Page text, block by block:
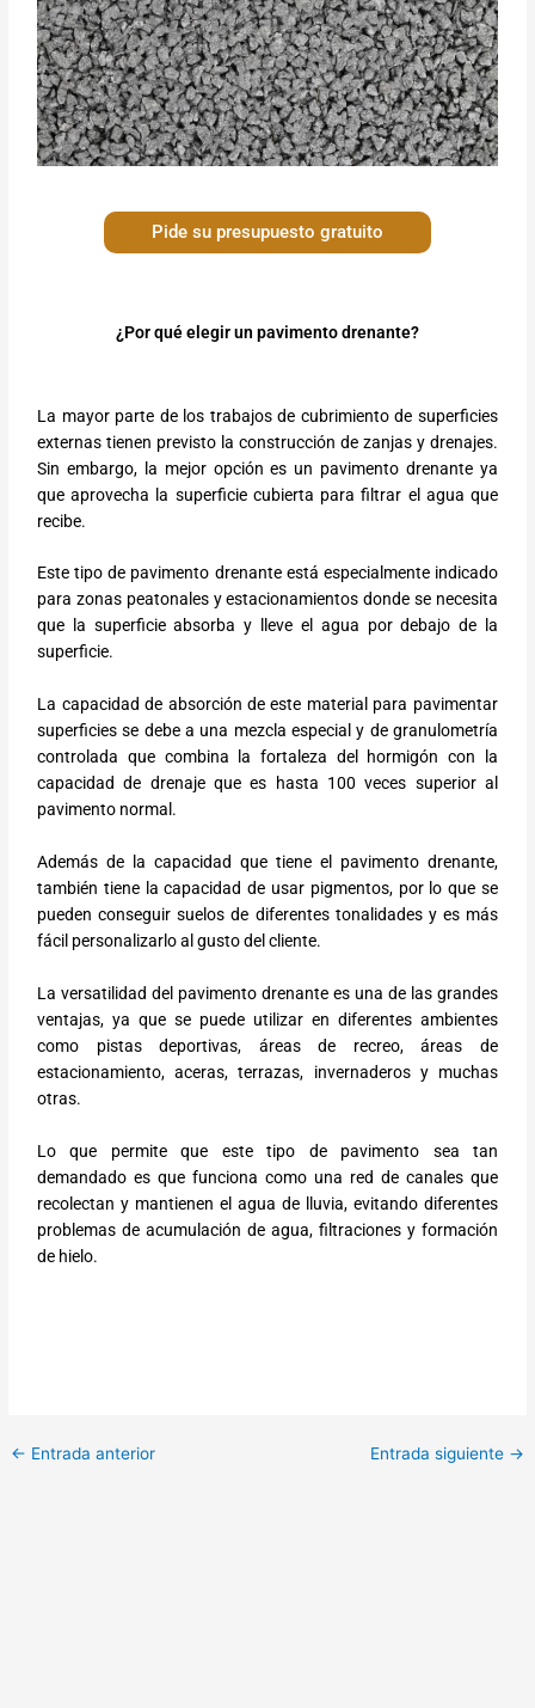
Pide su presupuesto gratuito
¿Por qué elegir un pavimento drenante?
La mayor parte de los trabajos de cubrimiento de superficies
externas tienen previsto la construcción de zanjas y drenajes.
Sin embargo, la mejor opción es un pavimento drenante ya
que aprovecha la superficie cubierta para filtrar el agua que
recibe.
Este tipo de pavimento drenante está especialmente indicado
para zonas peatonales y estacionamientos donde se necesita
que la superficie absorba y lleve el agua por debajo de la
superficie.
La capacidad de absorción de este material para pavimentar
superficies se debe a una mezcla especial y de granulometría
controlada que combina la fortaleza del hormigón con la
capacidad de drenaje que es hasta 100 veces superior al
pavimento normal.
Además de la capacidad que tiene el pavimento drenante,
también tiene la capacidad de usar pigmentos, por lo que se
pueden conseguir suelos de diferentes tonalidades y es más
fácil personalizarlo al gusto del cliente.
La versatilidad del pavimento drenante es una de las grandes
ventajas, ya que se puede utilizar en diferentes ambientes
como pistas deportivas, áreas de recreo, áreas de
estacionamiento, aceras, terrazas, invernaderos y muchas
otras.
Lo que permite que este tipo de pavimento sea tan
demandado es que funciona como una red de canales que
recolectan y mantienen el agua de lluvia, evitando diferentes
problemas de acumulación de agua, filtraciones y formación
de hielo.
← Entrada anterior Entrada siguiente →